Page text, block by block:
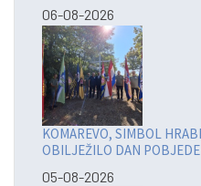
06-08-2026
KOMAREVO, SIMBOL
OBILJEŽILO DAN POBJEDE
05-08-2026